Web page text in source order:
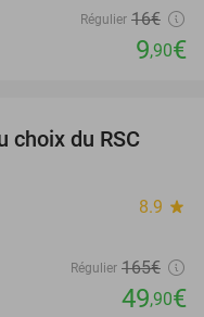
Régulier 16€
9,90€
70%
choix du RSC
8.9 star
Régulier 165€
49,90€